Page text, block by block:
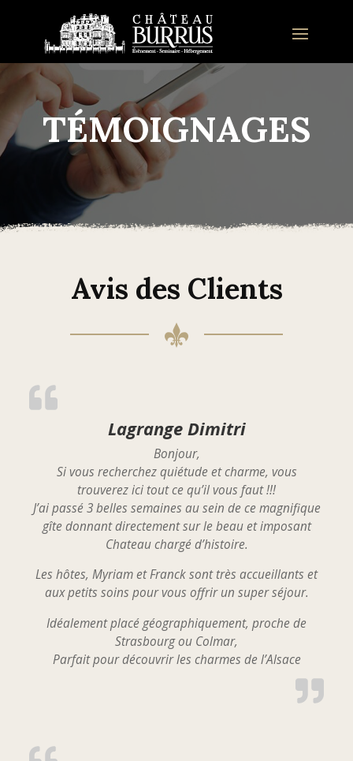
TÉMOIGNAGES
Avis des Clients
Lagrange Dimitri
Bonjour,
Si vous recherchez quiétude et charme, vous
trouverez ici tout ce qu’il vous faut !!!
J’ai passé 3 belles semaines au sein de ce magnifique
gîte donnant directement sur le beau et imposant
Chateau chargé d’histoire.
Les hôtes, Myriam et Franck sont très accueillants et
aux petits soins pour vous offrir un super séjour.
Idéalement placé géographiquement, proche de
Strasbourg ou Colmar,
Parfait pour découvrir les charmes de l’Alsace